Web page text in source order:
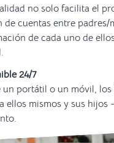
no solo facilita el
de cuentas entre padres/
de cada uno de
24/7
un portátil o un móvil,
ellos mismos y sus hijos